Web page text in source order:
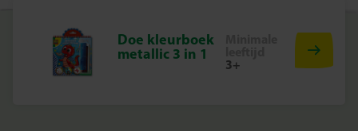
Doe kleurboek
metallic 3 in 1
3+